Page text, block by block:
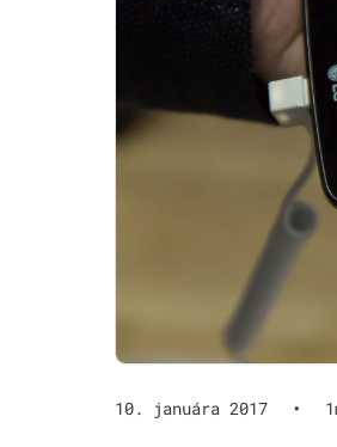
10. januára 2017 •